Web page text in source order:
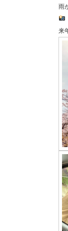
雨
来